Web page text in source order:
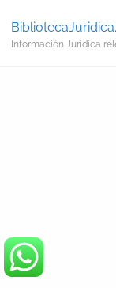
Información Jurídica